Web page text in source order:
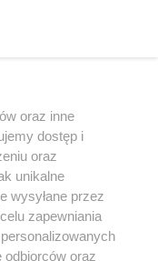
być powielany i
jakikolwiek sposób (w
polu
w Internecie
użycie lub
naruszeniem prawa, tzn.
kary i może być ścigane
oraz inne
dostęp i
oraz
unikalne
wysyłane przez
zapewniania
odbiorców oraz